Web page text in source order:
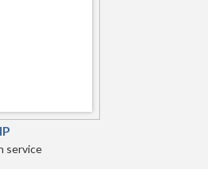
service